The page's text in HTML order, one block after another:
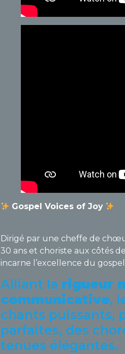
Gospel Voices of Joy
Dirigé par une cheffe de
30 ans et choriste aux côtés
incarne l’excellence du
Alliant la rigueur
communicative,
chants puissants,
parfaites, des
tenues élégantes.